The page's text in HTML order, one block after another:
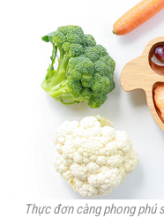
Thực đơn càng phong phú